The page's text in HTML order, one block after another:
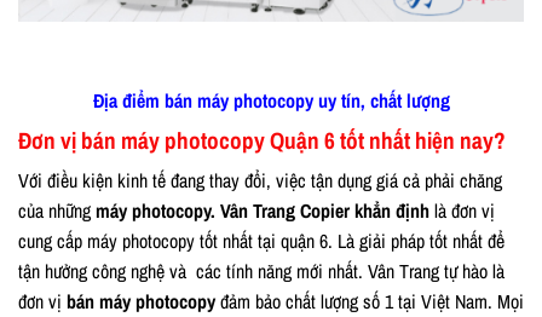
Địa điểm bán máy photocopy uy tín, chất lượng
Đơn vị bán máy photocopy Quận 6 tốt nhất hiện nay?
Với điều kiện kinh tế đang thay đổi, việc tận dụng giá cả phải chăng
của nhữngmáy photocopy. Vân Trang Copier khẳn địnhlà đơn vị
cung cấp máy photocopy tốt nhất tại quận 6. Là giải pháp tốt nhất để
tận hưởng công nghệ và các tính năng mới nhất. Vân Trang tự hào là
đơn vị bán máy photocopyđảm bảo chất lượng số 1 tại Việt Nam. Mọi